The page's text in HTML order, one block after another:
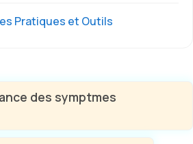
Pratiques et Outils
des symptmes